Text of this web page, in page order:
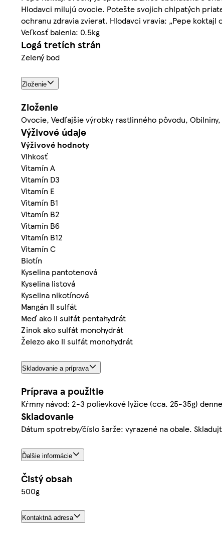
Hlodavci milujú ovocie. Potešte svojich chlpatých
ochranu zdravia zvierat. Hlodavci vravia: „Pepe koktajl
Veľkosť balenia: 0.5kg
Logá tretích strán
Zelený bod
Zloženie
Zloženie
Ovocie, Vedľajšie výrobky rastlinného pôvodu,
Výživové údaje
Výživové hodnoty
Vlhkosť
Vitamín A
Vitamín D3
Vitamín E
Vitamín B1
Vitamín B2
Vitamín B6
Vitamín B12
Vitamín C
Biotín
Kyselina pantotenová
Kyselina listová
Kyselina nikotínová
Mangán II sulfát
Meď ako Il sulfát pentahydrát
Zinok ako sulfát monohydrát
Železo ako Il sulfát monohydrát
Skladovanie a príprava
Príprava a použitie
Kŕmny návod: 2-3 polievkové lyžice (cca. 25-35g)
Skladovanie
Dátum spotreby/číslo šarže: vyrazené na obale.
Ďalšie informácie
Čistý obsah
500g
Kontaktná adresa